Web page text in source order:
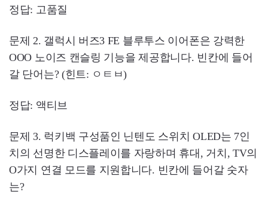
정답: 고품질
문제 2. 갤럭시 버즈3 FE 블루투스 이어폰은 강력한
OOO 노이즈 캔슬링 기능을 제공합니다. 빈칸에 들어
갈 단어는? (힌트: ㅇㅌㅂ)
정답: 액티브
문제 3. 럭키백 구성품인 닌텐도 스위치 OLED는 7인
치의 선명한 디스플레이를 자랑하며 휴대, 거치, TV의
O가지 연결 모드를 지원합니다. 빈칸에 들어갈 숫자
는?